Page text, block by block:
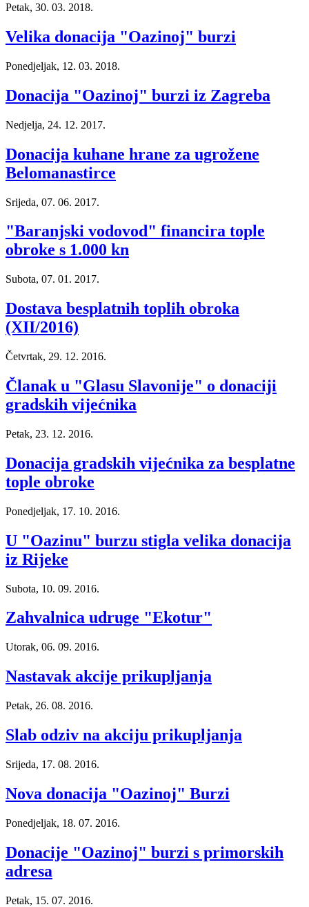
Petak, 30. 03. 2018.
Velika donacija "Oazinoj" burzi
Ponedjeljak, 12. 03. 2018.
Donacija "Oazinoj" burzi iz Zagreba
Nedjelja, 24. 12. 2017.
Donacija kuhane hrane za ugrožene
Belomanastirce
Srijeda, 07. 06. 2017.
"Baranjski vodovod" financira tople
obroke s 1.000 kn
Subota, 07. 01. 2017.
Dostava besplatnih toplih obroka
(XII/2016)
Četvrtak, 29. 12. 2016.
Članak u "Glasu Slavonije" o donaciji
gradskih vijećnika
Petak, 23. 12. 2016.
Donacija gradskih vijećnika za besplatne
tople obroke
Ponedjeljak, 17. 10. 2016.
U "Oazinu" burzu stigla velika donacija
iz Rijeke
Subota, 10. 09. 2016.
Zahvalnica udruge "Ekotur"
Utorak, 06. 09. 2016.
Nastavak akcije prikupljanja
Petak, 26. 08. 2016.
Slab odziv na akciju prikupljanja
Srijeda, 17. 08. 2016.
Nova donacija "Oazinoj" Burzi
Ponedjeljak, 18. 07. 2016.
Donacije "Oazinoj" burzi s primorskih
adresa
Petak, 15. 07. 2016.